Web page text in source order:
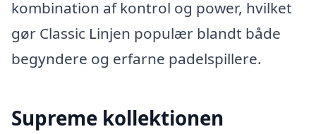
kombination af kontrol og power, hvilket
gør Classic Linjen populær blandt både
begyndere og erfarne padelspillere.
Supreme kollektionen